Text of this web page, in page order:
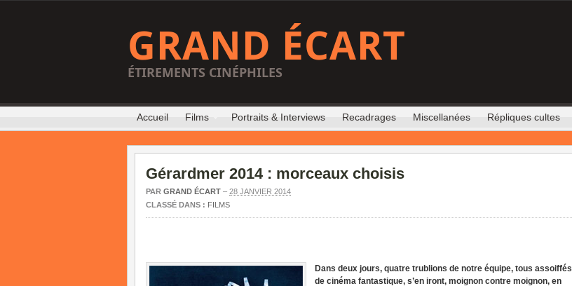
GRAND ÉCART
ÉTIREMENTS CINÉPHILES
Accueil Films Portraits & Interviews Recadrages Miscellanées Répliques cultes
Gérardmer 2014 : morceaux choisis
PAR GRAND ÉCART – 28 JANVIER 2014
CLASSÉ DANS : FILMS
Dans deux jours, quatre trublions de notre équipe, tous assoiffés
de cinéma fantastique, s’en iront, moignon contre moignon, en